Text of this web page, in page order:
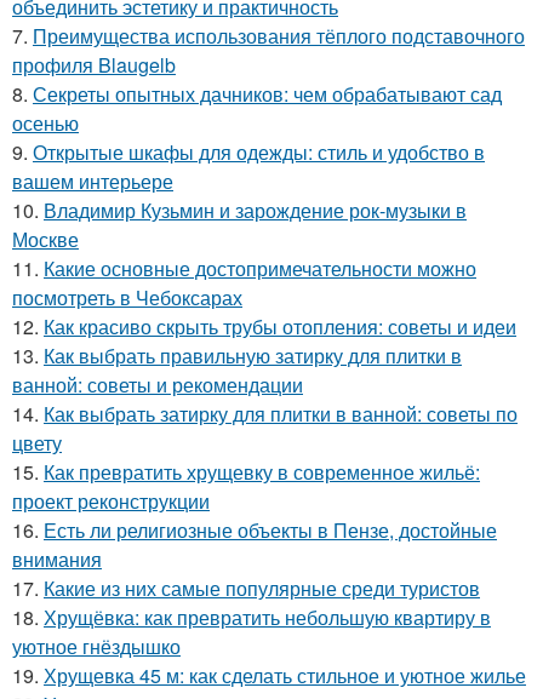
объединить эстетику и практичность
7. Преимущества использования тёплого подставочного
профиля Blaugelb
8. Секреты опытных дачников: чем обрабатывают сад
осенью
9. Открытые шкафы для одежды: стиль и удобство в
вашем интерьере
10. Владимир Кузьмин и зарождение рок-музыки в
Москве
11. Какие основные достопримечательности можно
посмотреть в Чебоксарах
12. Как красиво скрыть трубы отопления: советы и идеи
13. Как выбрать правильную затирку для плитки в
ванной: советы и рекомендации
14. Как выбрать затирку для плитки в ванной: советы по
цвету
15. Как превратить хрущевку в современное жильё:
проект реконструкции
16. Есть ли религиозные объекты в Пензе, достойные
внимания
17. Какие из них самые популярные среди туристов
18. Хрущёвка: как превратить небольшую квартиру в
уютное гнёздышко
19. Хрущевка 45 м: как сделать стильное и уютное жилье